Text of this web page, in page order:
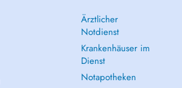
Ärztlicher
Notdienst
Krankenhäuser im
Dienst
Notapotheken